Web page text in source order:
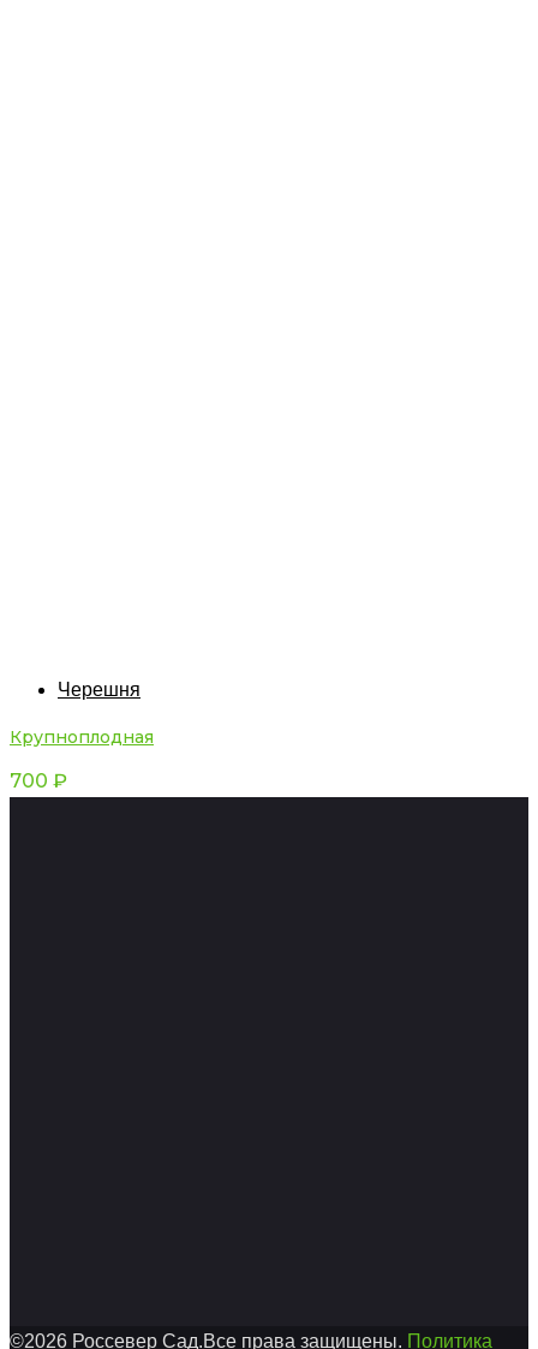
Черешня
Крупноплодная
700 ₽
©2026 Россевер Сад.Все права защищены. Политика